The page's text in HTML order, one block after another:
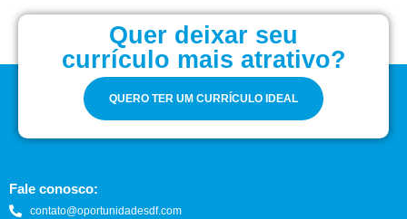
Quer deixar seu
currículo mais atrativo?
QUERO TER UM CURRÍCULO IDEAL
Fale conosco:
contato@oportunidadesdf.com